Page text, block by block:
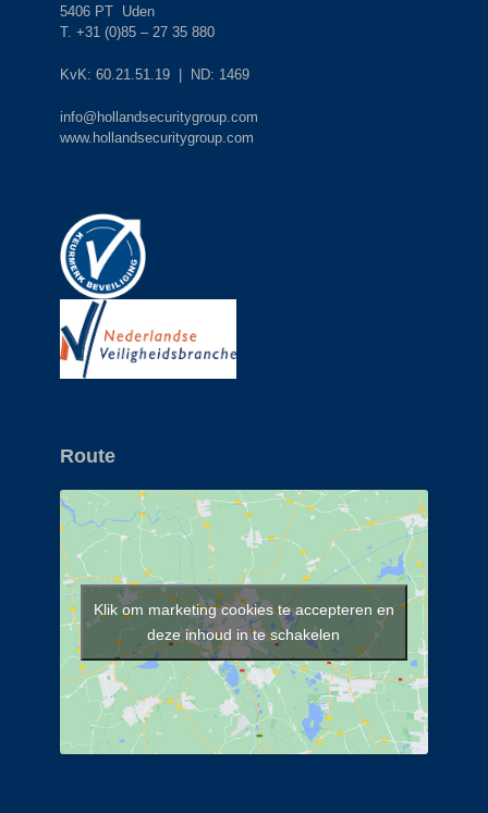
5406 PT Uden
T. +31 (0)85 – 27 35 880
KvK: 60.21.51.19 | ND: 1469
info@hollandsecuritygroup.com
www.hollandsecuritygroup.com
Route
Klik om marketing cookies te accepteren en
deze inhoud in te schakelen